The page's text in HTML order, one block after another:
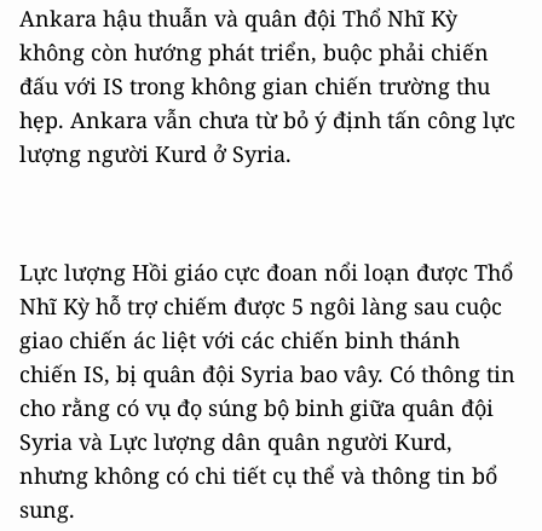
Ankara hậu thuẫn và quân đội Thổ Nhĩ Kỳ
không còn hướng phát triển, buộc phải chiến
đấu với IS trong không gian chiến trường thu
hẹp. Ankara vẫn chưa từ bỏ ý định tấn công lực
lượng người Kurd ở Syria.
Lực lượng Hồi giáo cực đoan nổi loạn được Thổ
Nhĩ Kỳ hỗ trợ chiếm được 5 ngôi làng sau cuộc
giao chiến ác liệt với các chiến binh thánh
chiến IS, bị quân đội Syria bao vây. Có thông tin
cho rằng có vụ đọ súng bộ binh giữa quân đội
Syria và Lực lượng dân quân người Kurd,
nhưng không có chi tiết cụ thể và thông tin bổ
sung.